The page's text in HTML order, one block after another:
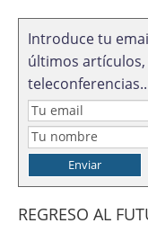
Introduce tu
últimos
REGRESO AL